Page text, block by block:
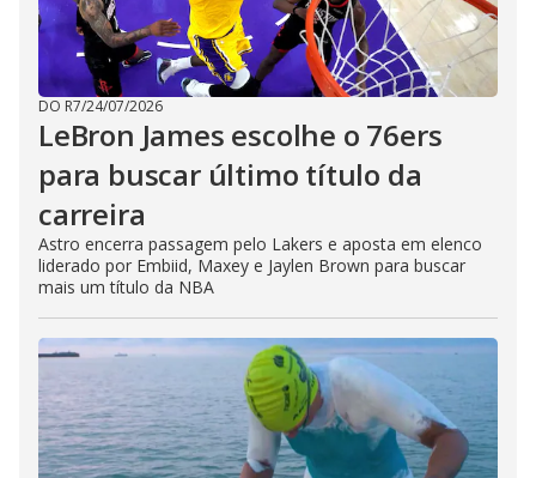
DO R7/24/07/2026
LeBron James escolhe o 76ers
para buscar último título da
carreira
Astro encerra passagem pelo Lakers e aposta em elenco
liderado por Embiid, Maxey e Jaylen Brown para buscar
mais um título da NBA